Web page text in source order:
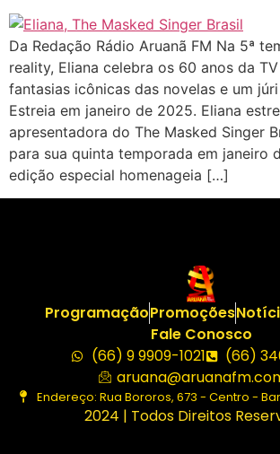
Da Redação Rádio Aruanã FM Na 5ª
reality, Eliana celebra os 60 anos da
fantasias icônicas das novelas e um
Estreia em janeiro de 2025. Eliana
apresentadora do The Masked Singer
para sua quinta temporada em janeiro
edição especial homenageia […]
ProgramaçãoPromoções
Fale Conosco
(66) 9 9909-1021
(66)
Endereço: Rua Bororos, 673 - Centro -
2024 | Todos Direitos